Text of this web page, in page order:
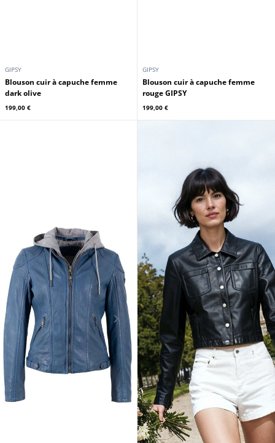
GIPSY
Blouson cuir à capuche femme
dark olive
199,00 €
GIPSY
Blouson cuir à capuche femme
rouge GIPSY
199,00 €